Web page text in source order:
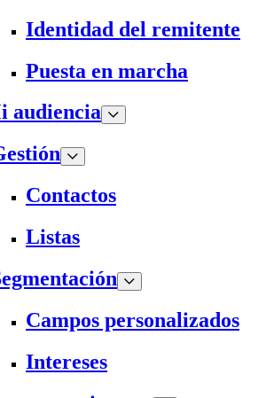
Identidad del remitente
Puesta en marcha
audiencia
Contactos
Listas
Campos personalizados
Intereses